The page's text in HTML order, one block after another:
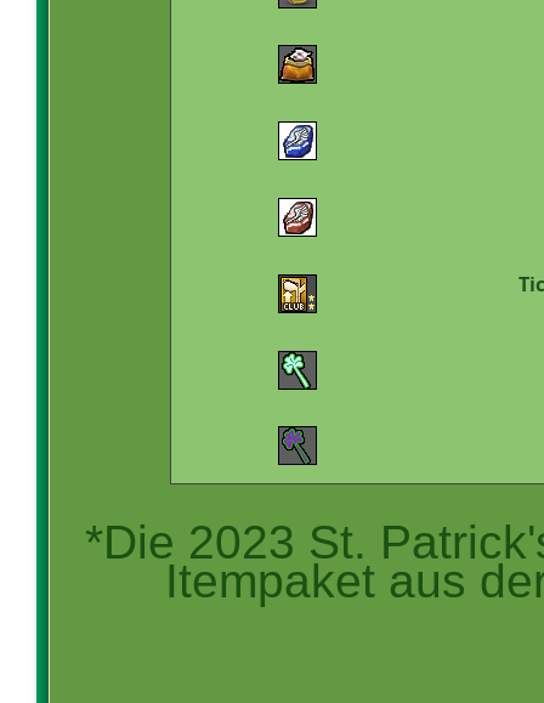
*Die 2023 St.
Itempaket aus